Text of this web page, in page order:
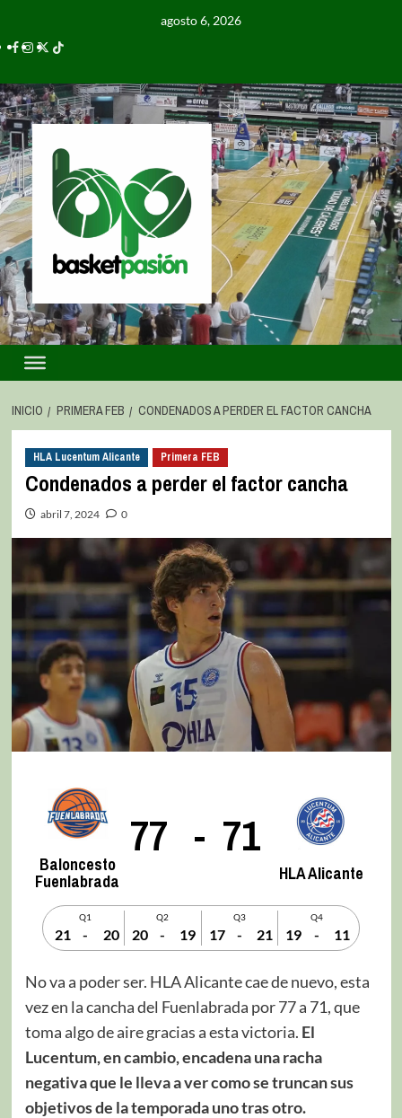
agosto 6, 2026
INICIO PRIMERA FEB CONDENADOS A PERDER EL FACTOR CANCHA
HLA Lucentum Alicante Primera FEB
Condenados a perder el factor cancha
abril 7, 2024 0
Baloncesto
Fuenlabrada
77 - 71
HLA Alicante
Q1
21 - 20
Q2
20 - 19
Q3
17 - 21
Q4
19 - 11
No va a poder ser. HLA Alicante cae de nuevo, esta
vez en la cancha del Fuenlabrada por 77 a 71, que
toma algo de aire gracias a esta victoria. El
Lucentum, en cambio, encadena una racha
negativa que le lleva a ver como se truncan sus
objetivos de la temporada uno tras otro.